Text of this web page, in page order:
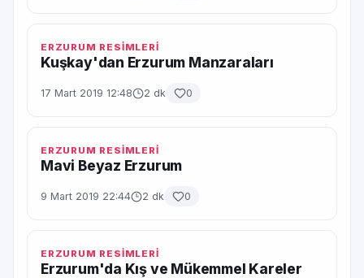
ERZURUM RESİMLERİ
Kuşkay'dan Erzurum Manzaraları
17 Mart 2019 12:48 2 dk 0
ERZURUM RESİMLERİ
Mavi Beyaz Erzurum
9 Mart 2019 22:44 2 dk 0
ERZURUM RESİMLERİ
Erzurum'da Kış ve Mükemmel Kareler